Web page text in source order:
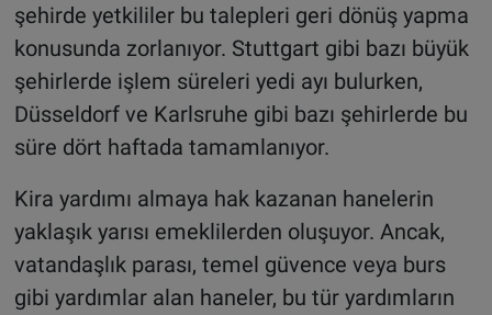
şehirde yetkililer bu talepleri geri dönüş yapma
konusunda zorlanıyor. Stuttgart gibi bazı büyük
şehirlerde işlem süreleri yedi ayı bulurken,
Düsseldorf ve Karlsruhe gibi bazı şehirlerde bu
süre dört haftada tamamlanıyor.
Kira yardımı almaya hak kazanan hanelerin
yaklaşık yarısı emeklilerden oluşuyor. Ancak,
vatandaşlık parası, temel güvence veya burs
gibi yardımlar alan haneler, bu tür yardımların